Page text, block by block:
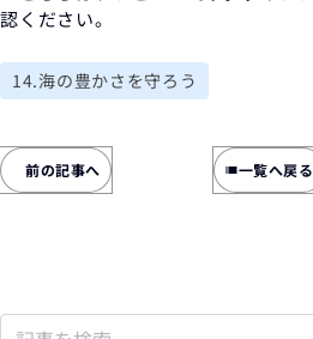
認ください。
14.海の豊かさを守ろう
前の記事へ list一覧へ戻る